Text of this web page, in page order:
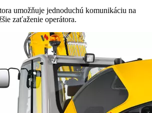
umožňuje jednoduchú komunikáciu na
zaťaženie operátora.